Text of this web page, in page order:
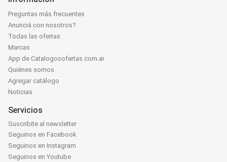
Preguntas más frecuentes
Anunciá con nosotros?
Todas las ofertas
Marcas
App de Catalogosofertas.com.ar
Quiénes somos
Agregar catálogo
Noticias
Servicios
Suscribite al newsletter
Seguinos en Facebook
Seguinos en Instagram
Seguinos en Youtube